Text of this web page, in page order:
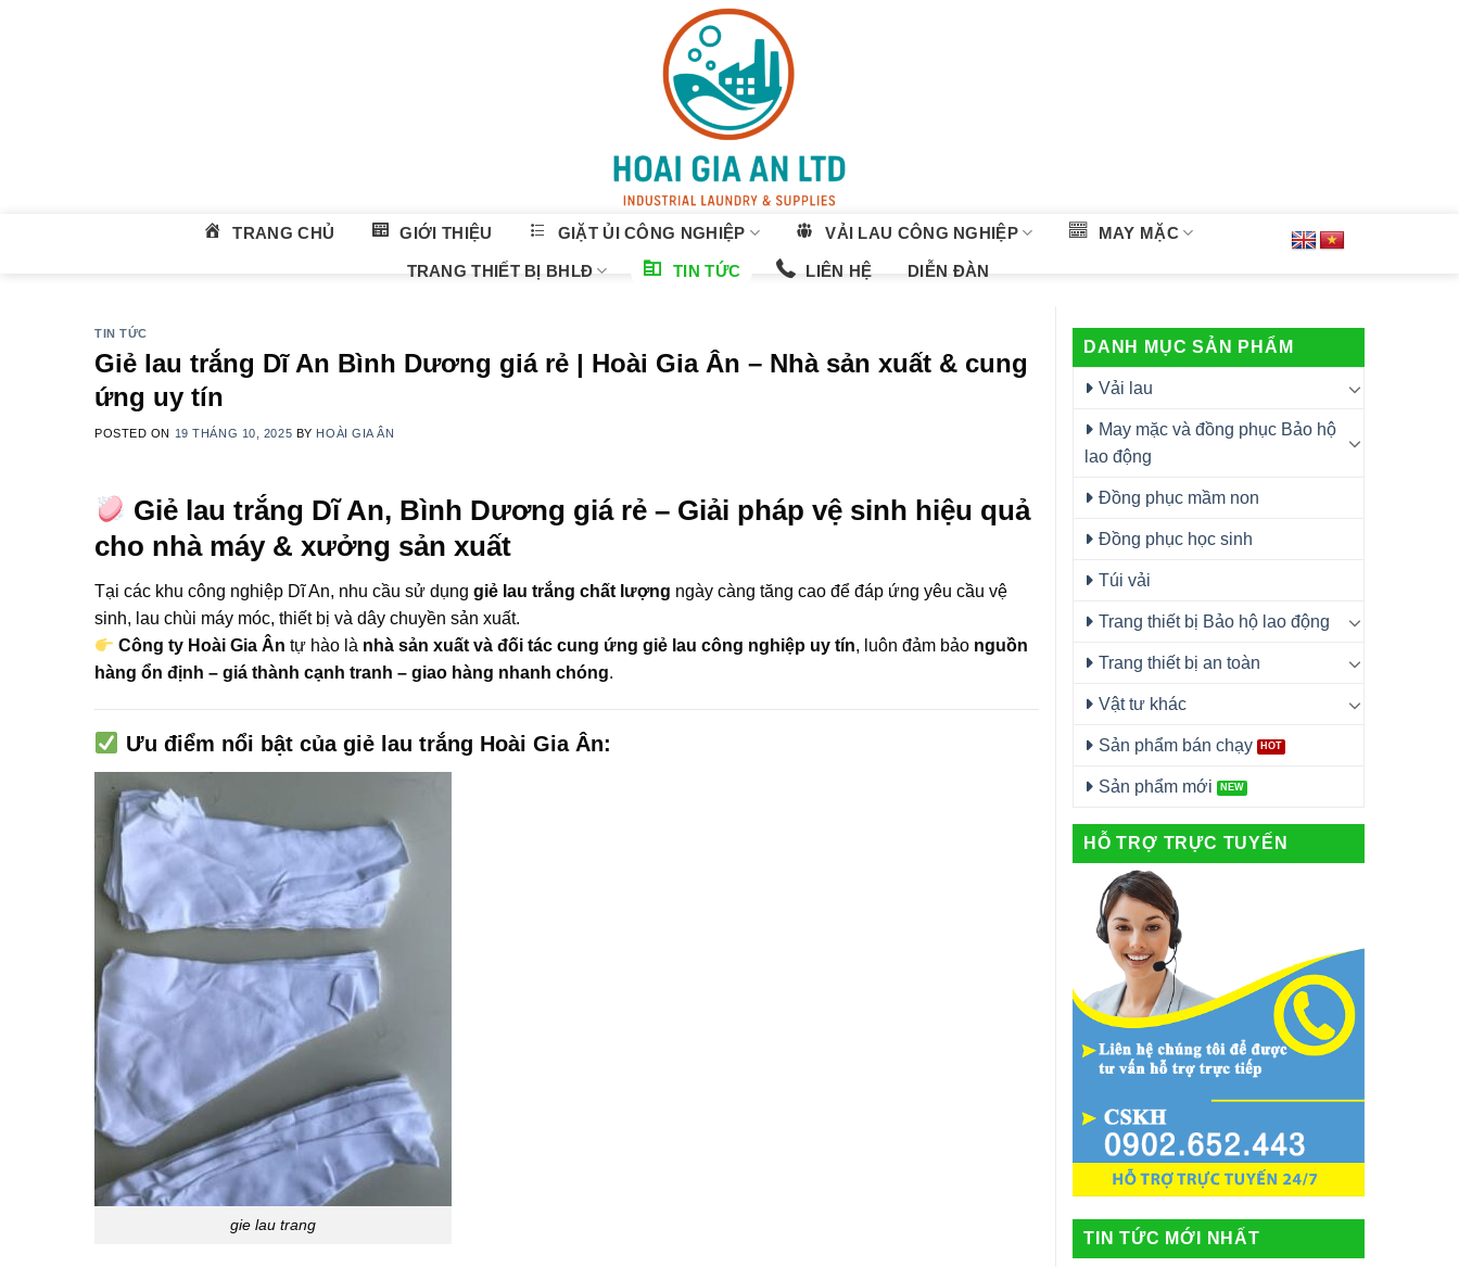
TRANG CHỦ GIỚI THIỆU GIẶT ỦI CÔNG NGHIỆP VẢI LAU CÔNG NGHIỆP MAY MẶC
TRANG THIẾT BỊ BHLĐ TIN TỨC LIÊN HỆ DIỄN ĐÀN
TIN TỨC
Giẻ lau trắng Dĩ An Bình Dương giá rẻ | Hoài Gia Ân – Nhà sản xuất & cung
ứng uy tín
POSTED ON 19 THÁNG 10, 2025 BY HOÀI GIA ÂN
Giẻ lau trắng Dĩ An, Bình Dương giá rẻ – Giải pháp vệ sinh hiệu quả
cho nhà máy & xưởng sản xuất
Tại các khu công nghiệp Dĩ An, nhu cầu sử dụng giẻ lau trắng chất lượng ngày càng tăng cao để đáp ứng yêu cầu vệ
sinh, lau chùi máy móc, thiết bị và dây chuyền sản xuất.
Công ty Hoài Gia Ân tự hào là nhà sản xuất và đối tác cung ứng giẻ lau công nghiệp uy tín, luôn đảm bảo nguồn
hàng ổn định – giá thành cạnh tranh – giao hàng nhanh chóng.
Ưu điểm nổi bật của giẻ lau trắng Hoài Gia Ân:
gie lau trang
DANH MỤC SẢN PHẨM
Vải lau
May mặc và đồng phục Bảo hộ
lao động
Đồng phục mầm non
Đồng phục học sinh
Túi vải
Trang thiết bị Bảo hộ lao động
Trang thiết bị an toàn
Vật tư khác
Sản phẩm bán chạy
Sản phẩm mới
HỖ TRỢ TRỰC TUYẾN
TIN TỨC MỚI NHẤT